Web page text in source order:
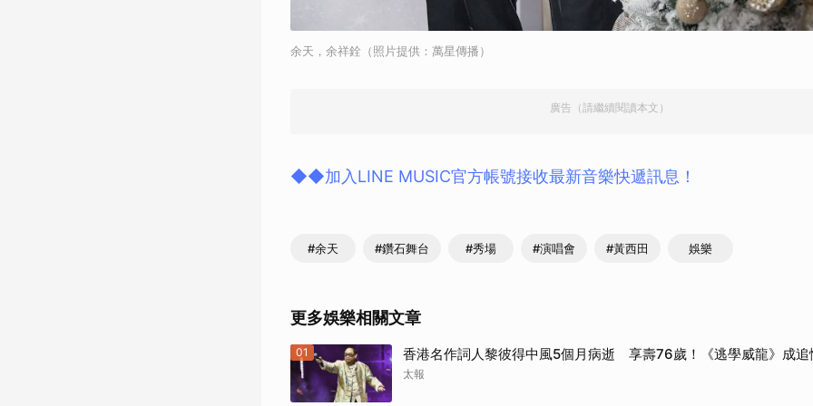
余天，余祥銓（照片提供：萬星傳播）
廣告（請繼續閱讀本文）
◆◆加入LINE MUSIC官方帳號接收最新音樂快遞訊息！
#余天 #鑽石舞台 #秀場 #演唱會 #黃西田 娛樂
更多娛樂相關文章
01 香港名作詞人黎彼得中風5個月病逝 享壽76歲！《逃學威龍》成追
太報